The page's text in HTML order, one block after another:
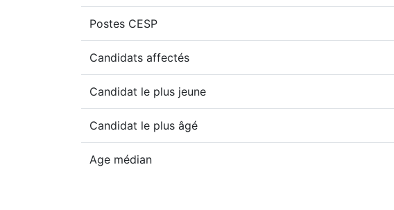
Postes CESP
Candidats affectés
Candidat le plus jeune
Candidat le plus âgé
Age médian